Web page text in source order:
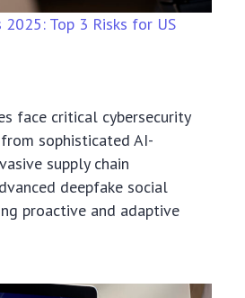
2025: Top 3 Risks for US
face critical cybersecurity
sophisticated AI-
supply chain
deepfake social
proactive and adaptive